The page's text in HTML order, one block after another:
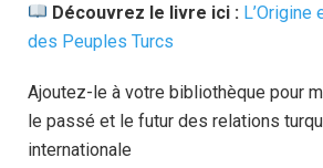
Découvrez le livre ici : L’Origine
des Peuples Turcs
Ajoutez-le à votre bibliothèque pour
le passé et le futur des relations
internationale